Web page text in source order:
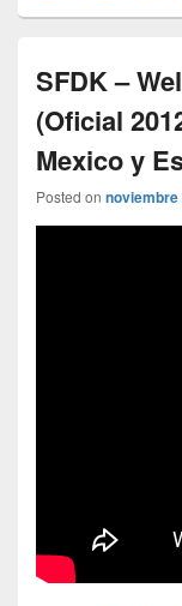
SFDK –
(Oficial
Mexico y
Posted on noviembre